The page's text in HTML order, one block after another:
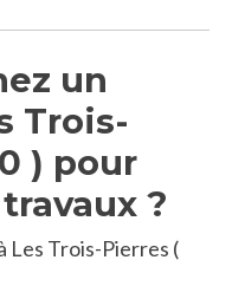
un
Trois-
) pour
?
Les Trois-Pierres (